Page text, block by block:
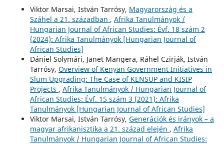
Viktor Marsai, István Tarrósy, Magyarország és a
Száhel a 21. században , Afrika Tanulmányok /
Hungarian Journal of African Studies: Évf. 18 szám 2
(2024): Afrika Tanulmányok [Hungarian Journal of
African Studies]
Dániel Solymári, Janet Mangera, Ráhel Czirják, István
Tarrósy, Overview of Kenyan Government Initiatives in
Slum Upgrading: The Case of KENSUP and KISIP
Projects , Afrika Tanulmányok / Hungarian Journal of
African Studies: Évf. 15 szám 3 (2021): Afrika
Tanulmányok [Hungarian Journal of African Studies]
Viktor Marsai, István Tarrósy, Generációk és irányok – a
magyar afrikanisztika a 21. század elején , Afrika
Tanulmányok / Hungarian Journal of African Studies: